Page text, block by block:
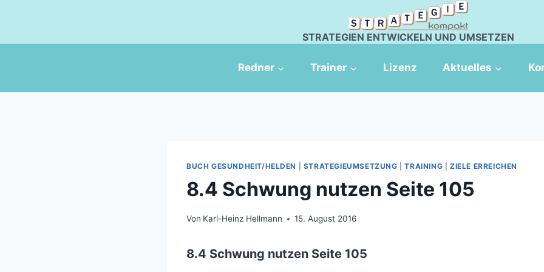
STRATEGIEN ENTWICKELN UND UMSETZEN
Redner Trainer Lizenz Aktuelles
BUCH GESUNDHEIT/HELDEN STRATEGIEUMSETZUNG |TRAINING ZIELE ERREICHEN
8.4 Schwung nutzen Seite 105
Von Karl-Heinz Hellmann 15. August 2016
8.4 Schwung nutzen Seite 105